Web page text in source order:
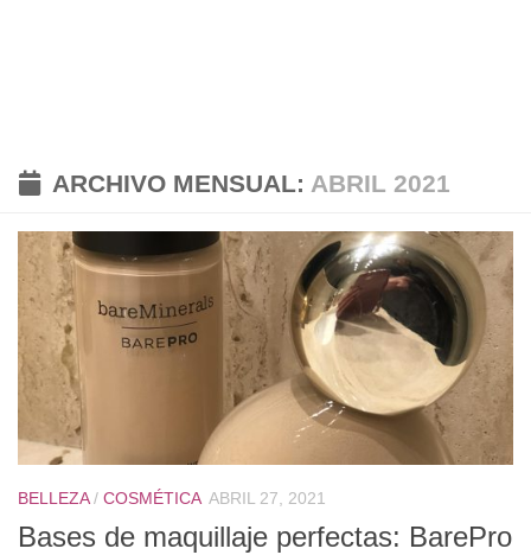
ARCHIVO MENSUAL: ABRIL 2021
BELLEZA/ COSMÉTICA ABRIL 27, 2021
Bases de maquillaje perfectas: BarePro